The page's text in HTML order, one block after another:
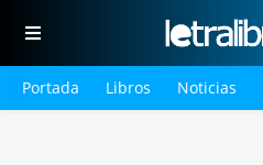
Portada Libros Noticias